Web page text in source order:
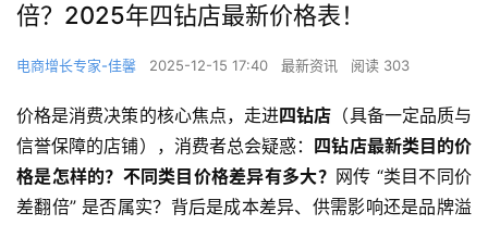
倍？2025年四钻店最新价格表！
电商增长专家-佳馨 2025-12-15 17:40 最新资讯 阅读 303
价格是消费决策的核心焦点，走进四钻店 （具备一定品质与
信誉保障的店铺），消费者总会疑惑： 四钻店最新类目的价
格是怎样的？不同类目价格差异有多大？ 网传 “类目不同价
差翻倍” 是否属实？背后是成本差异、供需影响还是品牌溢